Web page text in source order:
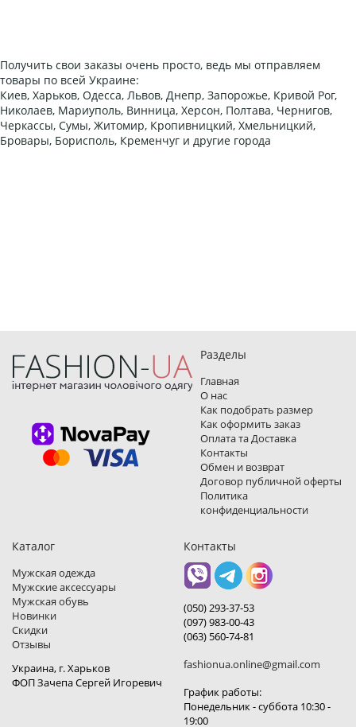
Получить свои заказы очень просто, ведь мы отправляем
товары по всей Украине:
Киев, Харьков, Одесса, Львов, Днепр, Запорожье, Кривой Рог,
Николаев, Мариуполь, Винница, Херсон, Полтава, Чернигов,
Черкассы, Сумы, Житомир, Кропивницкий, Хмельницкий,
Бровары, Борисполь, Кременчуг и другие города
Разделы
Главная
О нас
Как подобрать размер
Как оформить заказ
Оплата та Доставка
Контакты
Обмен и возврат
Договор публичной оферты
Политика
конфиденциальности
Каталог
Мужская одежда
Мужские аксессуары
Мужская обувь
Новинки
Скидки
Отзывы
Украина, г. Харьков
ФОП Зачепа Сергей Игоревич
Контакты
(050) 293-37-53
(097) 983-00-43
(063) 560-74-81
fashionua.online@gmail.com
График работы:
Понедельник - суббота 10:30 -
19:00